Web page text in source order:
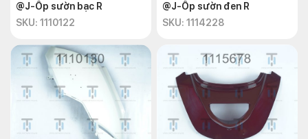
@J-Ốp sườn bạc R
SKU: 1110122
@J-Ốp sườn đen R
SKU: 1114228